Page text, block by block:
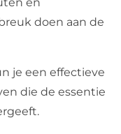
doen aan de
je een effectieve
die de essentie